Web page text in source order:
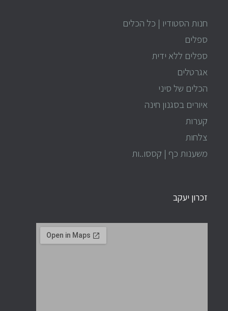
חנות הסטודיו | כל הכלים
ספלים
ספלים ללא ידית
אגרטלים
הכלים של סיני
איורים בסגנון חינה
קערות
צלחות
משענות כף | קססו..ות
זכרון יעקב